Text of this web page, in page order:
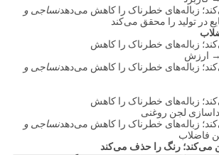
زباله‌های خطرناک را کاهش می‌دهدنساجی و
در تولید را محقق می‌کند
زباله‌های خطرناک را کاهش
→ ارزش
زباله‌های خطرناک را کاهش می‌دهدنساجی و
زباله‌های خطرناک را کاهش
لجن روغنی
زباله‌های خطرناک را کاهش می‌دهدنساجی و
فاضلاب
می‌کند؛ رنگ را حذف می‌کند